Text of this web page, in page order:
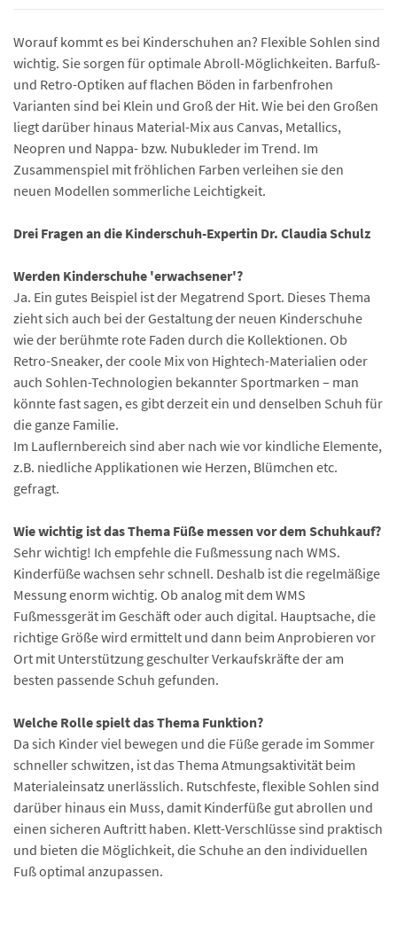
Worauf kommt es bei Kinderschuhen an? Flexible Sohlen sind
wichtig. Sie sorgen für optimale Abroll-Möglichkeiten. Barfuß-
und Retro-Optiken auf flachen Böden in farbenfrohen
Varianten sind bei Klein und Groß der Hit. Wie bei den Großen
liegt darüber hinaus Material-Mix aus Canvas, Metallics,
Neopren und Nappa- bzw. Nubukleder im Trend. Im
Zusammenspiel mit fröhlichen Farben verleihen sie den
neuen Modellen sommerliche Leichtigkeit.
Drei Fragen an die Kinderschuh-Expertin Dr. Claudia Schulz
Werden Kinderschuhe 'erwachsener'?
Ja. Ein gutes Beispiel ist der Megatrend Sport. Dieses Thema
zieht sich auch bei der Gestaltung der neuen Kinderschuhe
wie der berühmte rote Faden durch die Kollektionen. Ob
Retro-Sneaker, der coole Mix von Hightech-Materialien oder
auch Sohlen-Technologien bekannter Sportmarken – man
könnte fast sagen, es gibt derzeit ein und denselben Schuh für
die ganze Familie.
Im Lauflernbereich sind aber nach wie vor kindliche Elemente,
z.B. niedliche Applikationen wie Herzen, Blümchen etc.
gefragt.
Wie wichtig ist das Thema Füße messen vor dem Schuhkauf?
Sehr wichtig! Ich empfehle die Fußmessung nach WMS.
Kinderfüße wachsen sehr schnell. Deshalb ist die regelmäßige
Messung enorm wichtig. Ob analog mit dem WMS
Fußmessgerät im Geschäft oder auch digital. Hauptsache, die
richtige Größe wird ermittelt und dann beim Anprobieren vor
Ort mit Unterstützung geschulter Verkaufskräfte der am
besten passende Schuh gefunden.
Welche Rolle spielt das Thema Funktion?
Da sich Kinder viel bewegen und die Füße gerade im Sommer
schneller schwitzen, ist das Thema Atmungsaktivität beim
Materialeinsatz unerlässlich. Rutschfeste, flexible Sohlen sind
darüber hinaus ein Muss, damit Kinderfüße gut abrollen und
einen sicheren Auftritt haben. Klett-Verschlüsse sind praktisch
und bieten die Möglichkeit, die Schuhe an den individuellen
Fuß optimal anzupassen.